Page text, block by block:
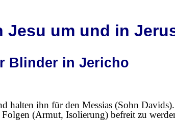
Jesu um und in
Blinder in Jericho
halten ihn für den Messias (Sohn
(Armut, Isolierung) befreit zu